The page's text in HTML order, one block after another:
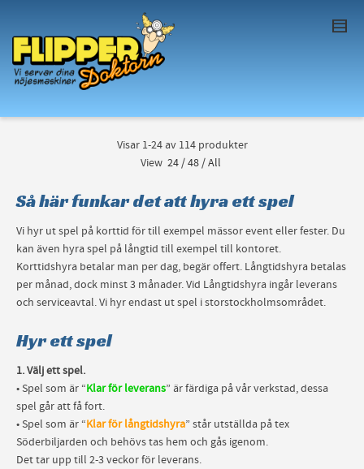
product
. Show
me thecolour
Visar 1-24 av 114 produkter
View 24/48/All
Så här funkar det att hyra ett spel
Vi hyr ut spel på korttid för till exempel mässor event eller fester. Du
kan även hyra spel på långtid till exempel till kontoret.
Korttidshyra betalar man per dag, begär offert. Långtidshyra betalas
per månad, dock minst 3 månader. Vid Långtidshyra ingår leverans
och serviceavtal. Vi hyr endast ut spel i storstockholmsområdet.
Hyr ett spel
1. Välj ett spel.
• Spel som är “Klar för leverans” är färdiga på vår verkstad, dessa
spel går att få fort.
• Spel som är “Klar för långtidshyra” står utställda på tex
Söderbiljarden och behövs tas hem och gås igenom.
Det tar upp till 2-3 veckor för leverans.